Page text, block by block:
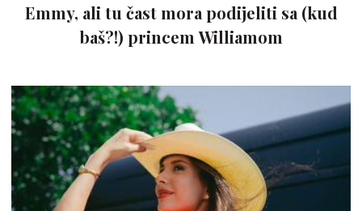
Emmy, ali tu čast mora podijeliti sa (kud
baš?!) princem Williamom